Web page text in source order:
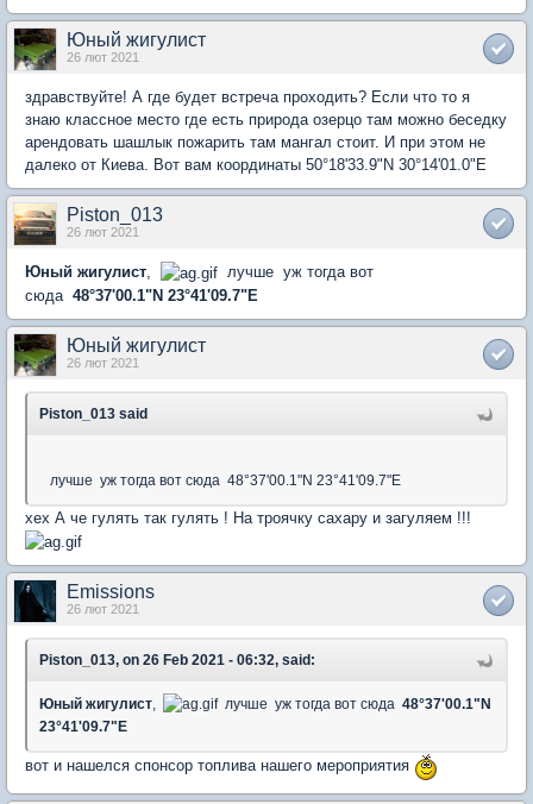
Юный жигулист
26 лют 2021
здравствуйте! А где будет встреча проходить? Если что то я
знаю классное место где есть природа озерцо там можно беседку
арендовать шашлык пожарить там мангал стоит. И при этом не
далеко от Киева. Вот вам координаты 50°18'33.9"N 30°14'01.0"E
Piston_013
26 лют 2021
Юный жигулист,
лучше уж тогда вот
сюда 48°37'00.1"N 23°41'09.7"E
Юный жигулист
26 лют 2021
Piston_013 said
лучше уж тогда вот сюда 48°37'00.1"N 23°41'09.7"E
хех А че гулять так гулять ! На троячку сахару и загуляем !!!
Emissions
26 лют 2021
Piston_013, on 26 Feb 2021 - 06:32, said:
Юный жигулист, лучше уж тогда вот сюда 48°37'00.1"N
23°41'09.7"E
вот и нашелся спонсор топлива нашего мероприятия